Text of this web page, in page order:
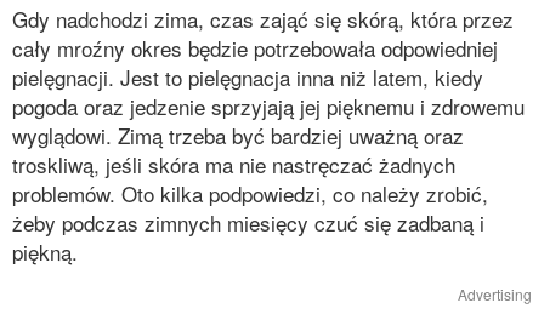
Gdy nadchodzi zima, czas zająć się skórą, która przez
cały mroźny okres będzie potrzebowała odpowiedniej
pielęgnacji. Jest to pielęgnacja inna niż latem, kiedy
pogoda oraz jedzenie sprzyjają jej pięknemu i zdrowemu
wyglądowi. Zimą trzeba być bardziej uważną oraz
troskliwą, jeśli skóra ma nie nastręczać żadnych
problemów. Oto kilka podpowiedzi, co należy zrobić,
żeby podczas zimnych miesięcy czuć się zadbaną i
piękną.
Advertising